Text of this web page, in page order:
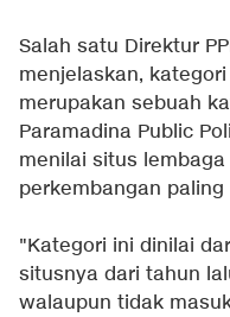
Salah satu Direktur
menjelaskan,
merupakan sebuah
Paramadina Public
menilai situs
perkembangan
"Kategori ini dinilai
situsnya dari tahun
walaupun tidak